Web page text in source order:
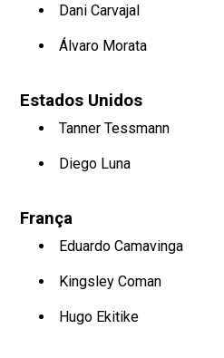
Dani Carvajal
Álvaro Morata
Estados Unidos
Tanner Tessmann
Diego Luna
França
Eduardo Camavinga
Kingsley Coman
Hugo Ekitike